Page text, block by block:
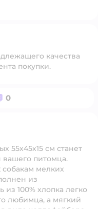
качества
покупки.
0
55х45х15 см станет
питомца.
мелких
из
100% хлопка легко
любимца, а мягкий